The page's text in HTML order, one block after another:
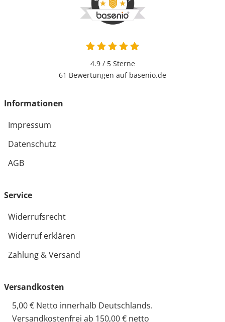
4.9 von 5
4.9 / 5Sterne
61 Bewertungen auf basenio.de
Informationen
Impressum
Datenschutz
AGB
Service
Widerrufsrecht
Widerruf erklären
Zahlung & Versand
Versandkosten
5,00 € Netto innerhalb Deutschlands.
Versandkostenfrei ab 150,00 € netto